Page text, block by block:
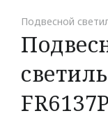
Гибкие
C кабель-
Накладные
Плоские
УСТАНОВКА И
ДИЗАЙНЕРАМ
ЮР. ЛИЦАМ И
КОНТАКТЫ
Подвесной